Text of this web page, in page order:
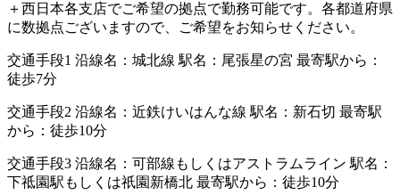
＋西日本各支店でご希望の拠点で勤務可能です。各都道府県
に数拠点ございますので、ご希望をお知らせください。
交通手段1 沿線名：城北線 駅名：尾張星の宮 最寄駅から：
徒歩7分
交通手段2 沿線名：近鉄けいはんな線 駅名：新石切 最寄駅
から：徒歩10分
交通手段3 沿線名：可部線もしくはアストラムライン 駅名：
下祗園駅もしくは祇園新橋北 最寄駅から：徒歩10分